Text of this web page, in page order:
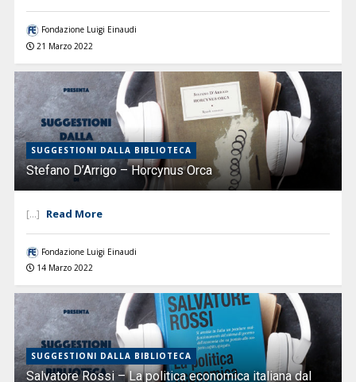
Fondazione Luigi Einaudi
21 Marzo 2022
SUGGESTIONI DALLA BIBLIOTECA
Stefano D’Arrigo – Horcynus Orca
[...] Read More
Fondazione Luigi Einaudi
14 Marzo 2022
SUGGESTIONI DALLA BIBLIOTECA
Salvatore Rossi – La politica economica italiana dal